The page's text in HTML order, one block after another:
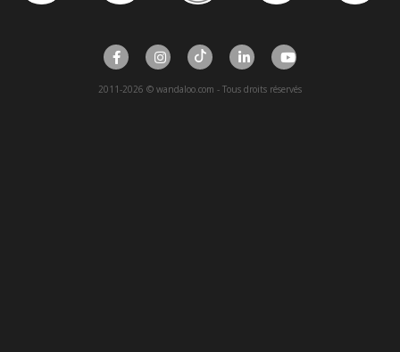
2011-2026 © wandaloo.com - Tous droits réservés